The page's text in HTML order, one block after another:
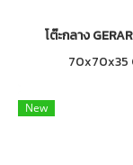
โต๊ะกลาง
70x70x35
New